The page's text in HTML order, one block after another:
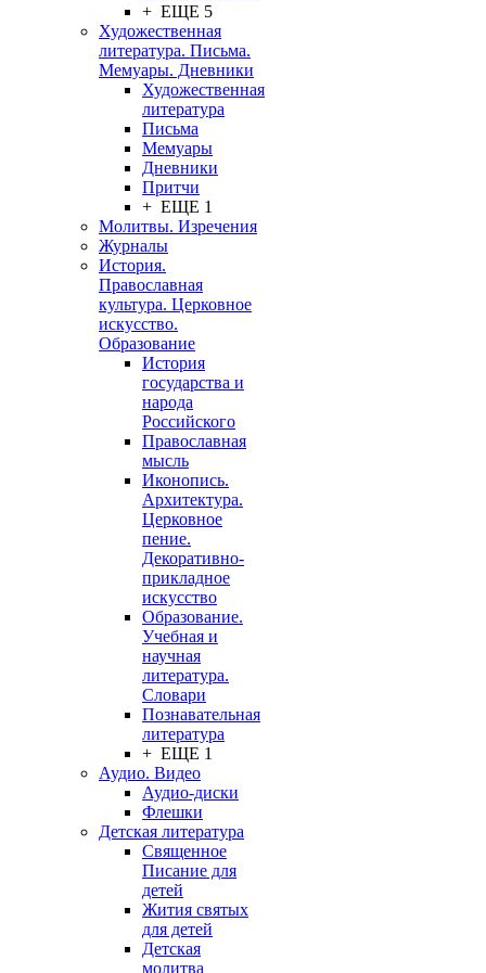
+ ЕЩЕ 5
Художественная
литература. Письма.
Мемуары. Дневники
Художественная
литература
Письма
Мемуары
Дневники
Притчи
+ ЕЩЕ 1
Молитвы. Изречения
Журналы
История.
Православная
культура. Церковное
искусство.
Образование
История
государства и
народа
Российского
Православная
мысль
Иконопись.
Архитектура.
Церковное
пение.
Декоративно-
прикладное
искусство
Образование.
Учебная и
научная
литература.
Словари
Познавательная
литература
+ ЕЩЕ 1
Аудио. Видео
Аудио-диски
Флешки
Детская литература
Священное
Писание для
детей
Жития святых
для детей
Детская
молитва